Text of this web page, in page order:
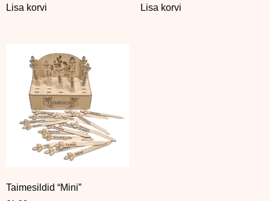
Lisa korvi Lisa korvi
Taimesildid “Mini”